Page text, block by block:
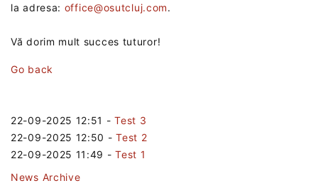
la adresa: office@osutcluj.com.
Vă dorim mult succes tuturor!
Go back
22-09-2025 12:51 -Test 3
22-09-2025 12:50 -Test 2
22-09-2025 11:49 -Test 1
News Archive